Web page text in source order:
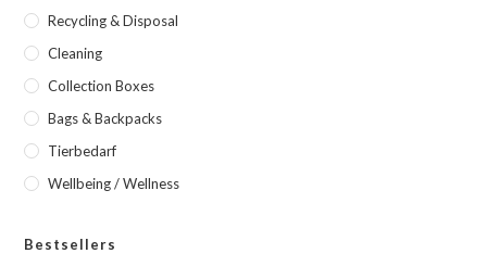
Recycling & Disposal
Cleaning
Collection Boxes
Bags & Backpacks
Tierbedarf
Wellbeing / Wellness
Bestsellers